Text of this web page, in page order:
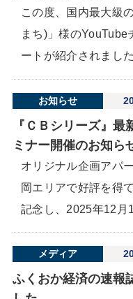
この度、国内最大級
まち)」様の
ートが紹介されまし
お知らせ
『ＣＢシリーズ』
ミナー開催のお知ら
オリジナル企画アパ
岡エリアで好評を得
記念し、2025年12月
メディア
ふくおか経済の速報